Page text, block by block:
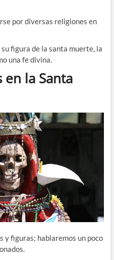
por diversas religiones en
figura de la santa muerte, la
una fe divina.
la Santa
y figuras; hablaremos un poco